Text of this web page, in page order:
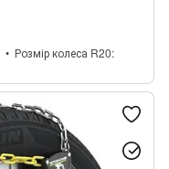
Розмір колеса R20